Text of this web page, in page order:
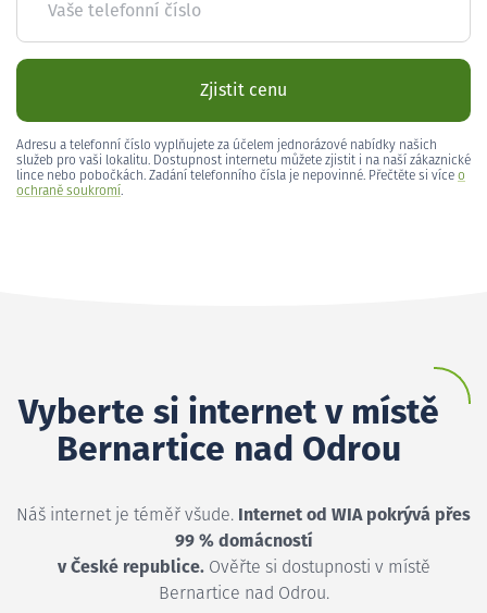
Vaše telefonní číslo
Zjistit cenu
Adresu a telefonní číslo vyplňujete za účelem jednorázové nabídky našich
služeb pro vaši lokalitu. Dostupnost internetu můžete zjistit i na naší zákaznické
lince nebo pobočkách. Zadání telefonního čísla je nepovinné. Přečtěte si více o
ochraně soukromí.
Vyberte si internet v místě
Bernartice nad Odrou
Náš internet je téměř všude. Internet od WIA pokrývá přes
99 % domácností
v České republice.Ověřte si dostupnosti v místě
Bernartice nad Odrou.